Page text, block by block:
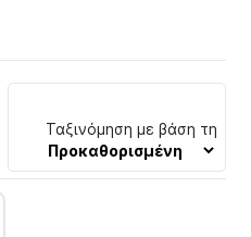
Ταξινόμηση με βάση τη